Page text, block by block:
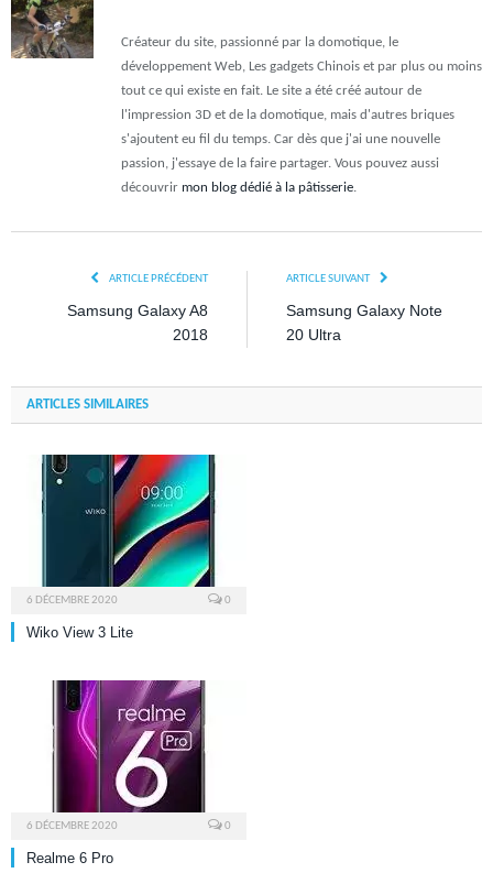
Créateur du site, passionné par la domotique, le
développement Web, Les gadgets Chinois et par plus ou moins
tout ce qui existe en fait. Le site a été créé autour de
l'impression 3D et de la domotique, mais d'autres briques
s'ajoutent eu fil du temps. Car dès que j'ai une nouvelle
passion, j'essaye de la faire partager. Vous pouvez aussi
découvrir mon blog dédié à la pâtisserie.
ARTICLE PRÉCÉDENT
Samsung Galaxy A8
2018
ARTICLE SUIVANT
Samsung Galaxy Note
20 Ultra
ARTICLES SIMILAIRES
6 DÉCEMBRE 2020 0
Wiko View 3 Lite
6 DÉCEMBRE 2020 0
Realme 6 Pro